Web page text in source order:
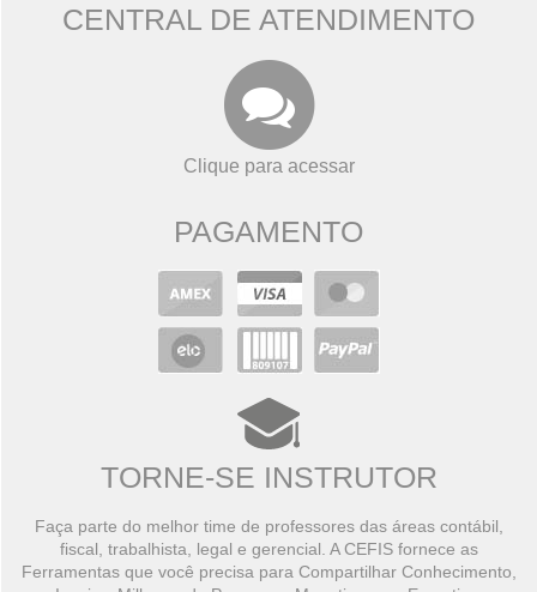
CENTRAL DE ATENDIMENTO
Clique para acessar
PAGAMENTO
TORNE-SE INSTRUTOR
Faça parte do melhor time de professores das áreas contábil,
fiscal, trabalhista, legal e gerencial. A CEFIS fornece as
Ferramentas que você precisa para Compartilhar Conhecimento,